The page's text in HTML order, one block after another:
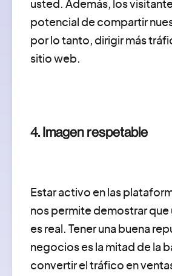
usted. Además, los
potencial de compartir
por lo tanto, dirigir más
sitio web.
4. Imagen respetable
Estar activo en las
nos permite demostrar que
es real. Tener una buena
negocios es la mitad de la
convertir el tráfico en